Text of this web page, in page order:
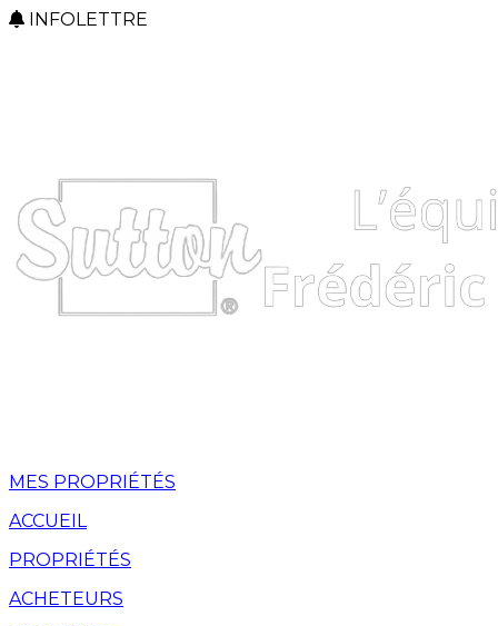
INFOLETTRE
MES PROPRIÉTÉS
ACCUEIL
PROPRIÉTÉS
ACHETEURS